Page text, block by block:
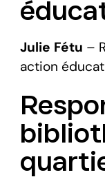
Julie Fétu –
action